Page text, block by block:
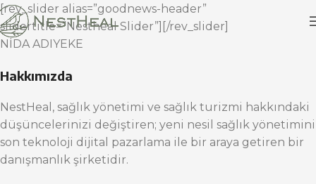
[rev_slider alias=”goodnews-header”
slidertitle=”Nestheal Slider”][/rev_slider]
NİDA ADIYEKE
Hakkımızda
NestHeal, sağlık yönetimi ve sağlık turizmi hakkındaki
düşüncelerinizi değiştiren; yeni nesil sağlık yönetimini
son teknoloji dijital pazarlama ile bir araya getiren bir
danışmanlık şirketidir.